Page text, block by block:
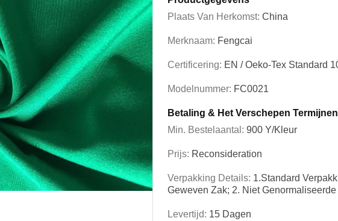
Plaats Van Herkomst: China
Merknaam: Fengcai
Certificering: EN / Oeko-Tex Standard
Modelnummer: FC0021
Betaling & Het Verschepen Termijnen
Min. Bestelaantal: 900 Y/Kleur
Prijs: Reconsideration
Verpakking Details: 1.Standard
Geweven Zak; 2. Niet Genormaliseerde
Levertijd: 15 Dagen